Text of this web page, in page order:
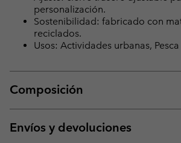
personalización.
Sostenibilidad: fabricado con
reciclados.
Usos: Actividades urbanas, Pesca
Composición
Envíos y devoluciones